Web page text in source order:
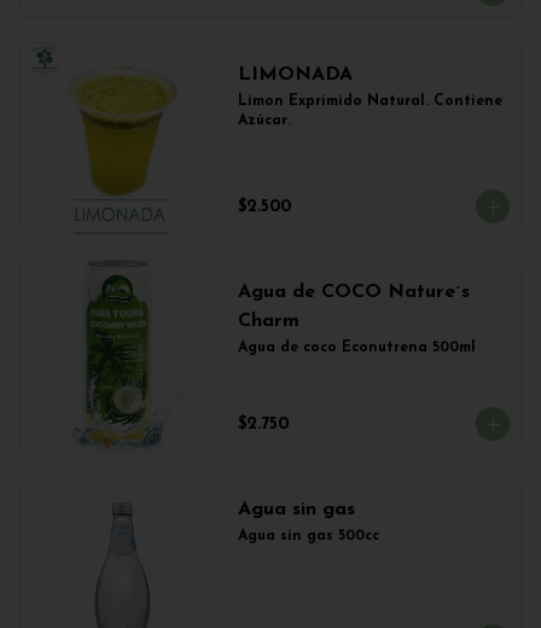
LIMONADA
Limon Exprimido Natural. Contiene
Azúcar.
$2.500
Agua de COCO Nature´s
Charm
Agua de coco Econutrena 500ml
$2.750
Agua sin gas
Agua sin gas 500cc